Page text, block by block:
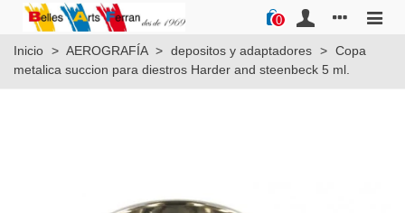
0
Inicio > AEROGRAFÍA > depositos y adaptadores > Copa
metalica succion para diestros Harder and steenbeck 5 ml.